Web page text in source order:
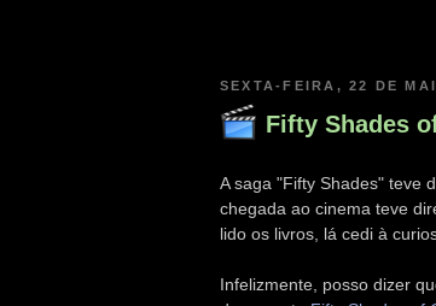
SEXTA-FEIRA, 22 DE
Fifty Shades
A saga "Fifty Shades" teve
chegada ao cinema teve
lido os livros, lá cedi à
Infelizmente, posso dizer